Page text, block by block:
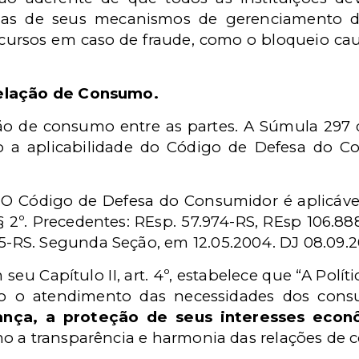
de seus mecanismos de gerenciamento
em caso de fraude, como o bloqueio
de Consumo.
de consumo entre as partes. A Súmula 297
a aplicabilidade do Código de Defesa do
Código de Defesa do Consumidor é
2º. Precedentes: REsp. 57.974-RS, REsp
RS. Segunda Seção, em 12.05.2004. DJ
seu Capítulo II, art. 4º, estabelece que “A
o atendimento das necessidades dos
a proteção de seus interesses
a transparência e harmonia das relações de